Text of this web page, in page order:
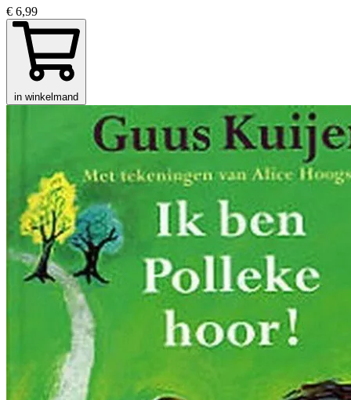
€ 6,99
in winkelmand